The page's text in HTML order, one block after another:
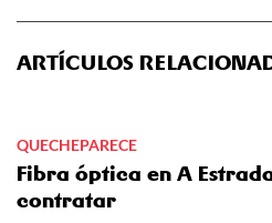
ARTÍCULOS
QUECHEPARECE
Fibra óptica en A
contratar